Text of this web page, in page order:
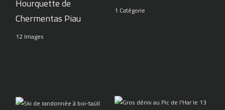
Chermentas Piau
12 Images
1 Catégorie